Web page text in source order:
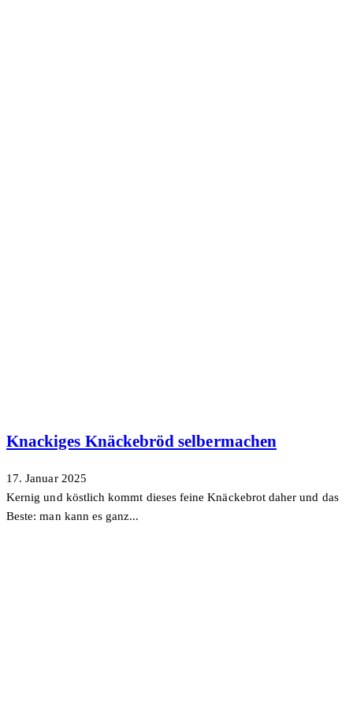
Knackiges Knäckebröd selbermachen
17. Januar 2025
Kernig und köstlich kommt dieses feine Knäckebrot daher und das
Beste: man kann es ganz...